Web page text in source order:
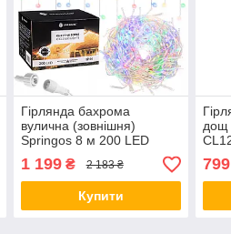
Гірлянда бахрома
вулична (зовнішня)
Springos 8 м 200 LED
CL0203 Mix orig701
1 199₴ 2 183 ₴
Купити
дощ
799